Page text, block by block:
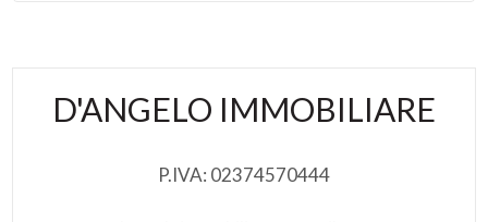
D'ANGELO IMMOBILIARE
P.IVA: 02374570444